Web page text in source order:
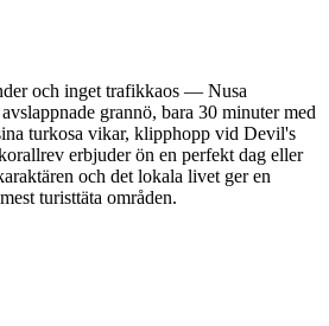
och inget trafikkaos — Nusa
grannö, bara 30 minuter med
turkosa vikar, klipphopp vid Devil's
erbjuder ön en perfekt dag eller
och det lokala livet ger en
turisttäta områden.